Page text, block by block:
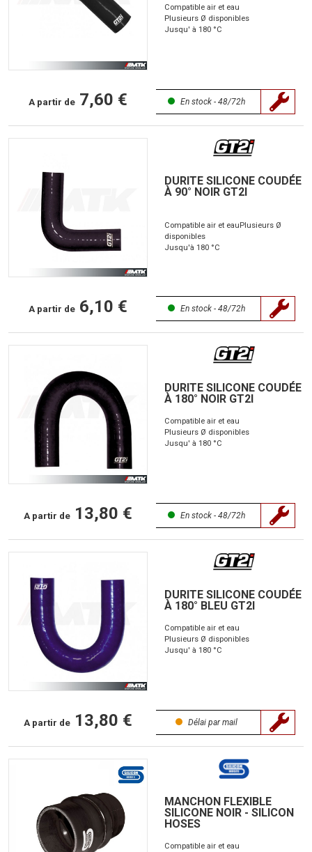
Compatible air et eau
Plusieurs Ø disponibles
Jusqu' à 180 °C
A partir de 7,60 € En stock - 48/72h
DURITE SILICONE COUDÉE
À 90° NOIR GT2I
Compatible air et eau Plusieurs Ø
disponibles
Jusqu'à 180 °C
A partir de 6,10 € En stock - 48/72h
DURITE SILICONE COUDÉE
À 180° NOIR GT2I
Compatible air et eau
Plusieurs Ø disponibles
Jusqu' à 180 °C
A partir de 13,80 € En stock - 48/72h
DURITE SILICONE COUDÉE
À 180° BLEU GT2I
Compatible air et eau
Plusieurs Ø disponibles
Jusqu' à 180 °C
A partir de 13,80 € Délai par mail
MANCHON FLEXIBLE
SILICONE NOIR - SILICON
HOSES
Compatible air et eau